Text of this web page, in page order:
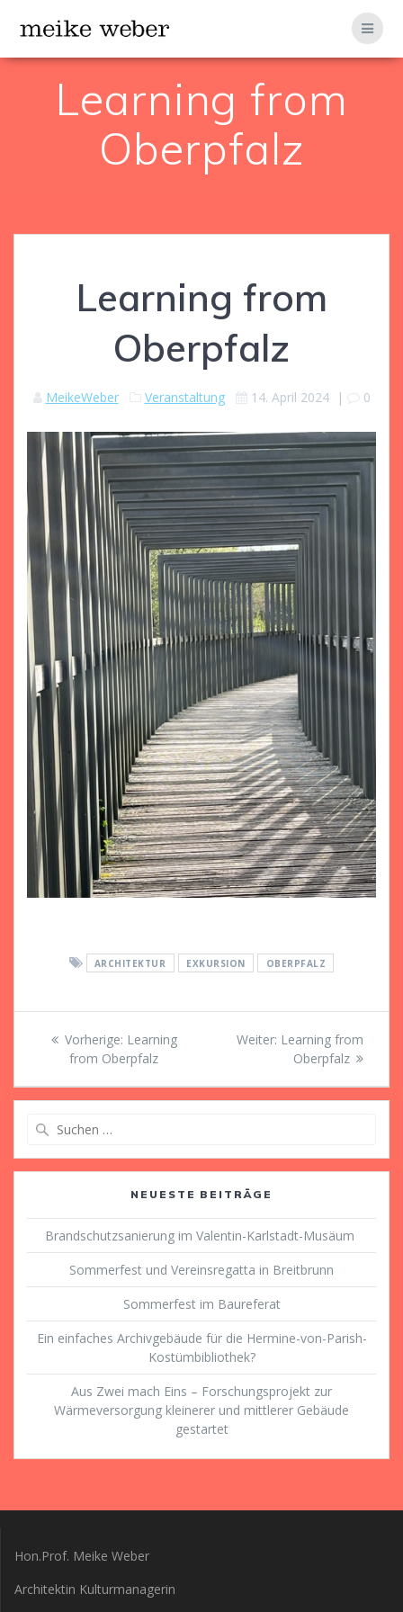
Learning from
Oberpfalz
Learning from
Oberpfalz
MeikeWeber Veranstaltung 14. April 2024| 0
ARCHITEKTUR EXKURSION OBERPFALZ
Beitragsnavigation
Vorherige: Vorheriger
Beitrag:
Learning
from Oberpfalz
Weiter: Nächster
Beitrag:
Learning from
Oberpfalz
NEUESTE BEITRÄGE
Brandschutzsanierung im Valentin-Karlstadt-Musäum
Sommerfest und Vereinsregatta in Breitbrunn
Sommerfest im Baureferat
Ein einfaches Archivgebäude für die Hermine-von-Parish-
Kostümbibliothek?
Aus Zwei mach Eins – Forschungsprojekt zur
Wärmeversorgung kleinerer und mittlerer Gebäude
gestartet
Hon.Prof. Meike Weber
Architektin Kulturmanagerin